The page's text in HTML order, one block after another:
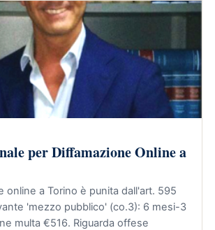
per Diffamazione Online a
online a Torino è punita dall'art. 595
'mezzo pubblico' (co.3): 6 mesi-3
multa €516. Riguarda offese